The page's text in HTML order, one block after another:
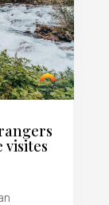
visites